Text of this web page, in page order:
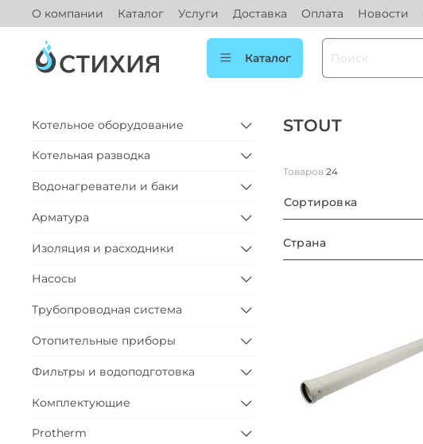
О компании Каталог Услуги Доставка Оплата Новости
Каталог
STOUT
Товаров 24
Сортировка
Страна
Котельное оборудование
Котельная разводка
Водонагреватели и баки
Арматура
Изоляция и расходники
Насосы
Трубопроводная система
Отопительные приборы
Фильтры и водоподготовка
Комплектующие
Protherm